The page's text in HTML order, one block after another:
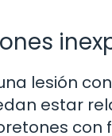
lesión
estar
con